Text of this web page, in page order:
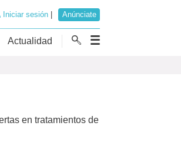
Iniciar sesión| Anúnciate
Actualidad
en tratamientos de